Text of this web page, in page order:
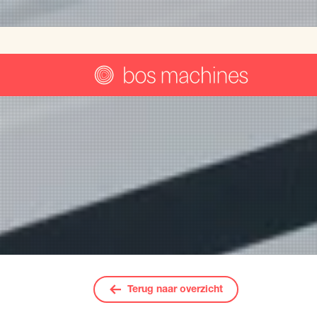
Terug naar overzicht
Demo